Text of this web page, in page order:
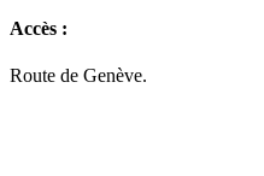
Accès :
Route de Genève.